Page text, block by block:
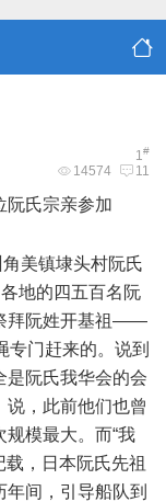
1#
14574 11
阮氏宗亲参加
美镇埭头村阮氏
地的四五百名阮
拜阮姓开基祖——
专门赶来的。说到
是阮氏我华会的会
说，此前他们也曾
模最大。而“我
载，日本阮氏先祖
间，引导船队到